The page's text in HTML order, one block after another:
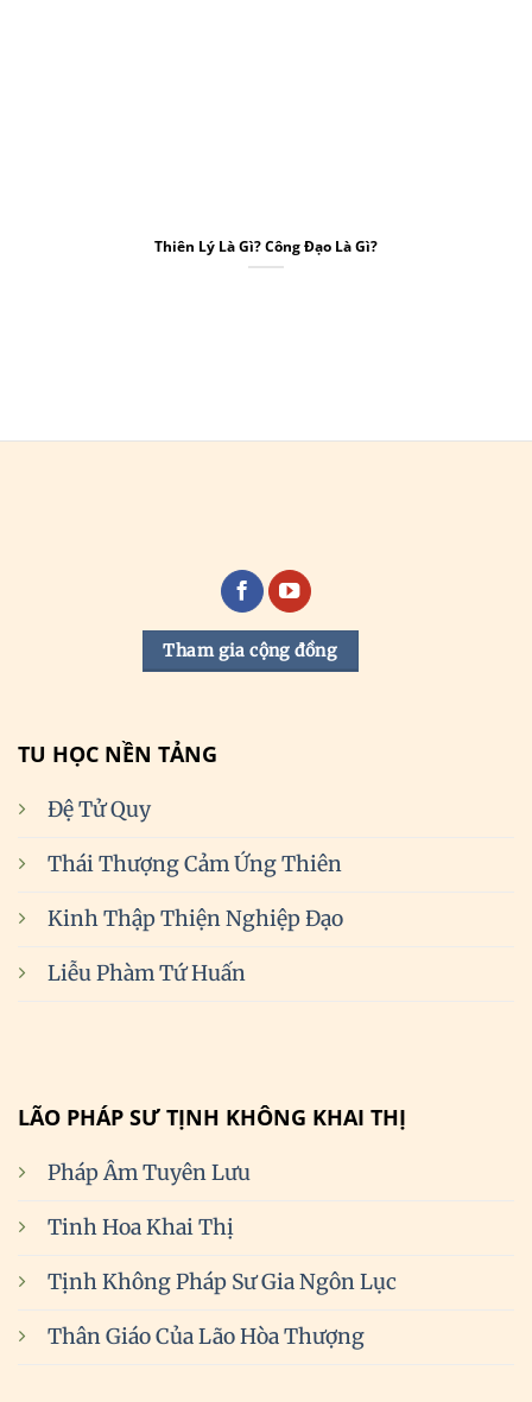
Thiên Lý Là Gì? Công Đạo Là Gì?
Tham gia cộng đồng
TU HỌC NỀN TẢNG
Đệ Tử Quy
Thái Thượng Cảm Ứng Thiên
Kinh Thập Thiện Nghiệp Đạo
Liễu Phàm Tứ Huấn
LÃO PHÁP SƯ TỊNH KHÔNG KHAI THỊ
Pháp Âm Tuyên Lưu
Tinh Hoa Khai Thị
Tịnh Không Pháp Sư Gia Ngôn Lục
Thân Giáo Của Lão Hòa Thượng